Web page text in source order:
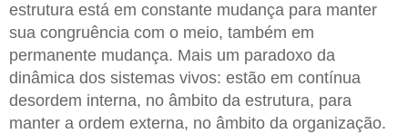
estrutura está em constante mudança para manter
sua congruência com o meio, também em
permanente mudança. Mais um paradoxo da
dinâmica dos sistemas vivos: estão em contínua
desordem interna, no âmbito da estrutura, para
manter a ordem externa, no âmbito da organização.